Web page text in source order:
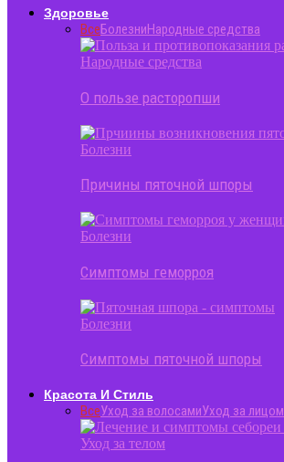
Здоровье
ВсеБолезниНародные средства
Народные средства
О пользе расторопши
Болезни
Причины пяточной шпоры
Болезни
Симптомы геморроя
Болезни
Симптомы пяточной шпоры
Красота И Стиль
ВсеУход за волосамиУход за лицом
Уход за телом